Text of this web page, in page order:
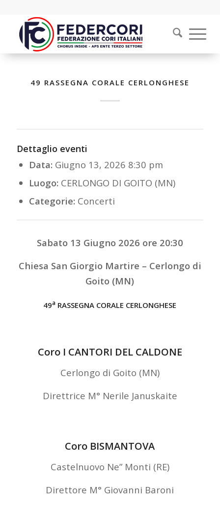
49 RASSEGNA CORALE CERLONGHESE
Dettaglio eventi
Data: Giugno 13, 2026 8:30 pm
Luogo: CERLONGO DI GOITO (MN)
Categorie: Concerti
Sabato 13 Giugno 2026 ore 20:30
Chiesa San Giorgio Martire – Cerlongo di
Goito (MN)
49a RASSEGNA CORALE CERLONGHESE
Coro I CANTORI DEL CALDONE
Cerlongo di Goito (MN)
Direttrice M° Nerile Januskaite
Coro BISMANTOVA
Castelnuovo Ne” Monti (RE)
Direttore M° Giovanni Baroni